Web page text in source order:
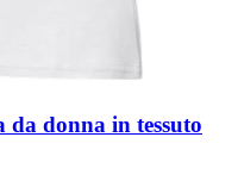
donna in tessuto